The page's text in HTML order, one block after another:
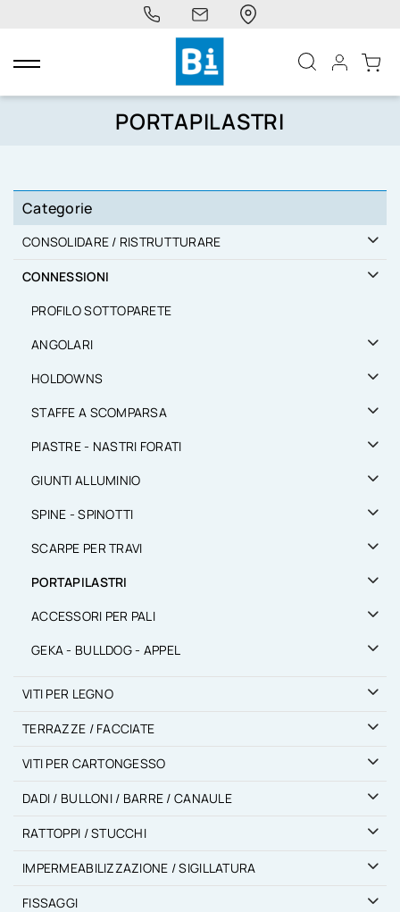
navigazione
PORTAPILASTRI
Categorie
CONSOLIDARE / RISTRUTTURARE
CONNESSIONI
PROFILO SOTTOPARETE
ANGOLARI
HOLDOWNS
STAFFE A SCOMPARSA
PIASTRE - NASTRI FORATI
GIUNTI ALLUMINIO
SPINE - SPINOTTI
SCARPE PER TRAVI
PORTAPILASTRI
ACCESSORI PER PALI
GEKA - BULLDOG - APPEL
VITI PER LEGNO
TERRAZZE / FACCIATE
VITI PER CARTONGESSO
DADI / BULLONI / BARRE / CANAULE
RATTOPPI / STUCCHI
IMPERMEABILIZZAZIONE / SIGILLATURA
FISSAGGI